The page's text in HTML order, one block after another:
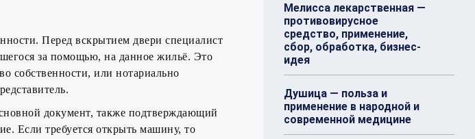
Перед вскрытием двери специалист
за помощью, на данное жильё. Это
собственности, или нотариально
документ, также подтверждающий
Если требуется открыть машину, то
Мелисса лекарственная —
противовирусное
средство, применение,
сбор, обработка, бизнес-
идея
Душица — польза и
применение в народной и
современной медицине